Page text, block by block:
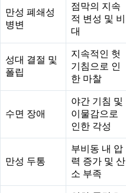
만성 폐쇄성
병변
점막의 지속
적 변성 및 비
대
성대 결절 및
폴립
지속적인 헛
기침으로 인
한 마찰
수면 장애
야간 기침 및
이물감으로
인한 각성
만성 두통
부비동 내 압
력 증가 및 산
소 부족